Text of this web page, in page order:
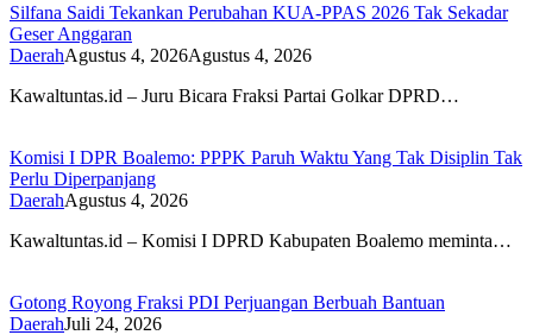
Silfana Saidi Tekankan Perubahan KUA-PPAS 2026 Tak Sekadar
Geser Anggaran
DaerahAgustus 4, 2026Agustus 4, 2026
Kawaltuntas.id – Juru Bicara Fraksi Partai Golkar DPRD…
Komisi I DPR Boalemo: PPPK Paruh Waktu Yang Tak Disiplin Tak
Perlu Diperpanjang
DaerahAgustus 4, 2026
Kawaltuntas.id – Komisi I DPRD Kabupaten Boalemo meminta…
Gotong Royong Fraksi PDI Perjuangan Berbuah Bantuan
DaerahJuli 24, 2026